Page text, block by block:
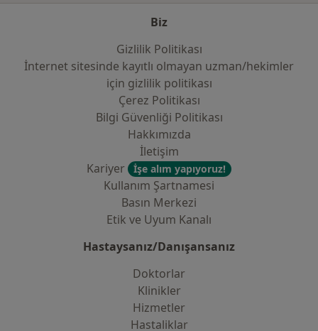
Biz
Gizlilik Politikası
İnternet sitesinde kayıtlı olmayan uzman/hekimler
i̇çin gizlilik politikası
Çerez Politikası
Bilgi Güvenliği Politikası
Hakkımızda
İletişim
Kariyer
İşe alım yapıyoruz!
Kullanım Şartnamesi
Basın Merkezi
Etik ve Uyum Kanalı
Hastaysanız/Danışansanız
Doktorlar
Klinikler
Hizmetler
Hastaliklar